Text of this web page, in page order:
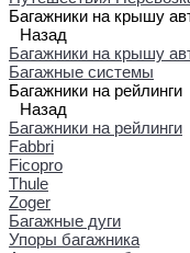
Багажники на крышу
Назад
Багажники на крышу
Багажные системы
Багажники на рейлинги
Назад
Багажники на рейлинги
Fabbri
Ficopro
Thule
Zoger
Багажные дуги
Упоры багажника